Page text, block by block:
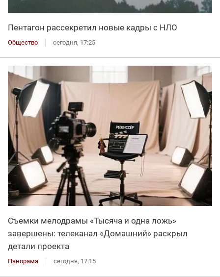
Пентагон рассекретил новые кадры с НЛО
Общество сегодня, 17:25
Съемки мелодрамы «Тысяча и одна ложь»
завершены: телеканал «Домашний» раскрыл
детали проекта
Панорама сегодня, 17:15